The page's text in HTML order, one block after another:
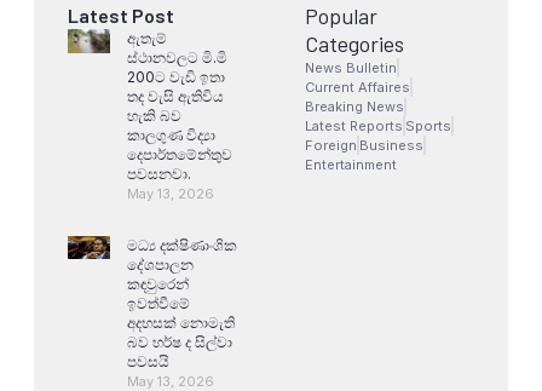
Latest Post
ඇතැම්
ස්ථානවලට මි.මි
200ට වැඩි ඉතා
තද වැසි ඇතිවිය
හැකි බව
කාලගුණ විද්‍යා
දෙපාර්තමේන්තුව
පවසනවා.
May 13, 2026
මධ්‍ය දක්ෂිණාංශික
දේශපාලන
කඳවුරෙන්
ඉවත්වීමේ
අදහසක් නොමැති
බව හර්ෂ ද සිල්වා
පවසයි
May 13, 2026
Popular
Categories
News Bulletin
Current Affaires
Breaking News
Latest Reports Sports
Foreign Business
Entertainment